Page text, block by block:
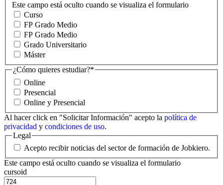
Este campo está oculto cuando se visualiza el formulario
Curso
FP Grado Medio
FP Grado Medio
Grado Universitario
Máster
¿Cómo quieres estudiar?*
Online
Presencial
Online y Presencial
Al hacer click en "Solicitar Información" acepto la política de
privacidad y condiciones de uso.
Legal
Acepto recibir noticias del sector de formación de Jobkiero.
Este campo está oculto cuando se visualiza el formulario
cursoid